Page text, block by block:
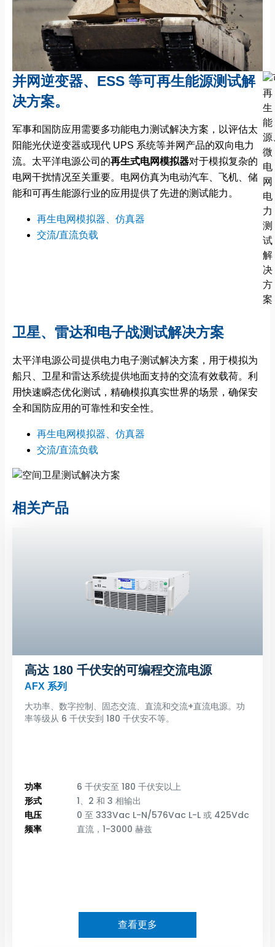
并网逆变器、ESS 等可再生能源测试解
决方案。
军事和国防应用需要多功能电力测试解决方案，以评估太
阳能光伏逆变器或现代 UPS 系统等并网产品的双向电力
流。太平洋电源公司的再生式电网模拟器对于模拟复杂的
电网干扰情况至关重要。电网仿真为电动汽车、飞机、储
能和可再生能源行业的应用提供了先进的测试能力。
再生电网模拟器、仿真器
交流/直流负载
卫星、雷达和电子战测试解决方案
太平洋电源公司提供电力电子测试解决方案，用于模拟为
船只、卫星和雷达系统提供地面支持的交流有效载荷。利
用快速瞬态优化测试，精确模拟真实世界的场景，确保安
全和国防应用的可靠性和安全性。
再生电网模拟器、仿真器
交流/直流负载
相关产品
高达 180 千伏安的可编程交流电源
AFX 系列
大功率、数字控制、固态交流、直流和交流+直流电源。功
率等级从 6 千伏安到 180 千伏安不等。
功率
6 千伏安至 180 千伏安以上
形式
1、2 和 3 相输出
电压
0 至 333Vac L-N/576Vac L-L 或 425Vdc
频率
直流，1-3000 赫兹
查看更多